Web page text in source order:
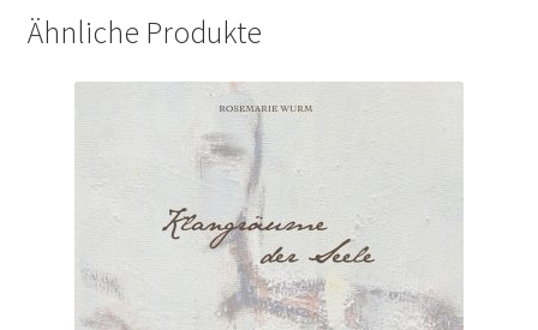
Ähnliche Produkte